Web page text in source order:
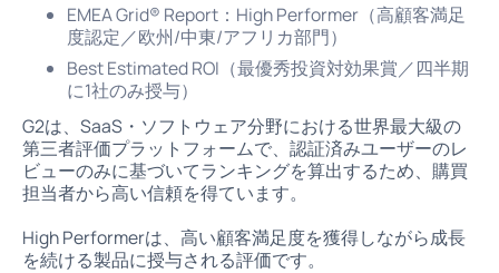
EMEA Grid® Report：High Performer（高顧客満足
度認定／欧州/中東/アフリカ部門）
Best Estimated ROI（最優秀投資対効果賞／四半期
に1社のみ授与）
G2は、SaaS・ソフトウェア分野における世界最大級の
第三者評価プラットフォームで、認証済みユーザーのレ
ビューのみに基づいてランキングを算出するため、購買
担当者から高い信頼を得ています。
High Performerは、高い顧客満足度を獲得しながら成長
を続ける製品に授与される評価です。